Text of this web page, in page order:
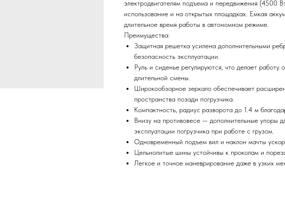
электродвигателям подъема и передвижения (4500
использование и на открытых площадках. Емкая
длительное время работы в автономном режиме.
Преимущества:
Защитная решетка усилена дополнительными
безопасность эксплуатации.
Руль и сиденье регулируются, что делает
длительной смены.
Широкообзорное зеркало обеспечивает
пространства позади погрузчика.
Компактность, радиус разворота до 1.4 м
Внизу на противовесе — дополнительные упоры
эксплуатации погрузчика при работе с грузом.
Одновременный подъем вил и наклон мачты
Цельнолитые шины устойчивы к проколам и
Легкое и точное маневрирование даже в узких